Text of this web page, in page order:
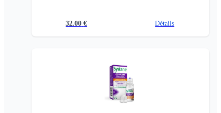
32.00 € Détails